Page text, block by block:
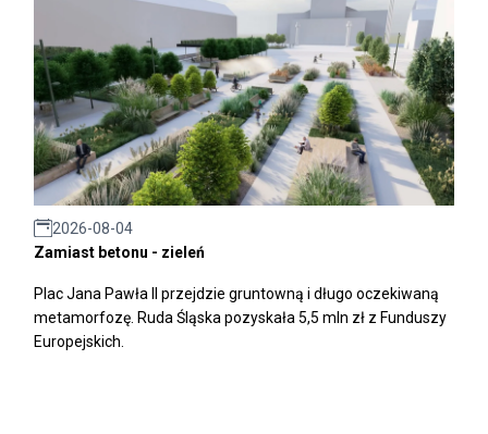
2026-08-04
Zamiast betonu - zieleń
Plac Jana Pawła II przejdzie gruntowną i długo oczekiwaną
metamorfozę. Ruda Śląska pozyskała 5,5 mln zł z Funduszy
Europejskich.